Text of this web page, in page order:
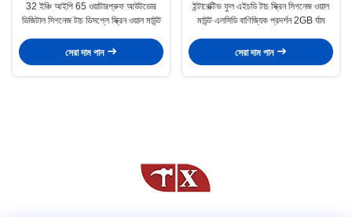
32 ইঞ্চি আইপি 65 ওয়াটারপ্রুফ আউটডোর
ডিজিটাল সিগনেজ টাচ ডিসপ্লে স্ক্রিন ওয়াল মাউন্ট
সেরা দাম পান
ইন্টারেক্টিভ ফুল এইচডি টাচ স্ক্রিন সিগনেজ ওয়াল
মাউন্ট এলসিডি বাণিজ্যিক প্রদর্শন 2GB র্যাম
সেরা দাম পান